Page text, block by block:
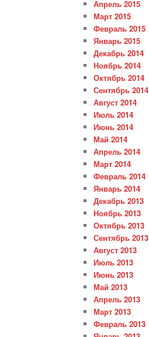
Апрель 2015
Март 2015
Февраль 2015
Январь 2015
Декабрь 2014
Ноябрь 2014
Октябрь 2014
Сентябрь 2014
Август 2014
Июль 2014
Июнь 2014
Май 2014
Апрель 2014
Март 2014
Февраль 2014
Январь 2014
Декабрь 2013
Ноябрь 2013
Октябрь 2013
Сентябрь 2013
Август 2013
Июль 2013
Июнь 2013
Май 2013
Апрель 2013
Март 2013
Февраль 2013